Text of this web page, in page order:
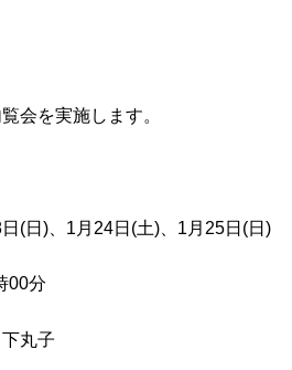
会を実施します。
(日)、1月24日(土)、1月25日(日)
00分
丸子